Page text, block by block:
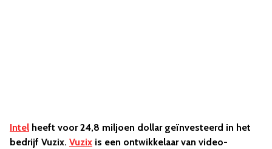
Intel heeft voor 24,8 miljoen dollar geïnvesteerd in het
bedrijf Vuzix. Vuzix is een ontwikkelaar van video-